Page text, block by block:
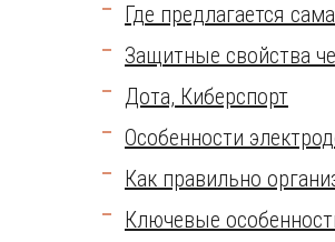
Где предлагается
Защитные свойства
Дота, Киберспорт
Особенности
Как правильно
Ключевые